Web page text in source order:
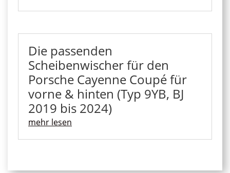
Die passenden
Scheibenwischer für den
Porsche Cayenne Coupé für
vorne & hinten (Typ 9YB, BJ
2019 bis 2024)
mehr lesen